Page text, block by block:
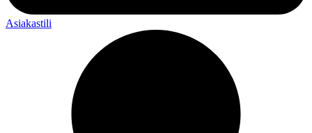
Asiakastili